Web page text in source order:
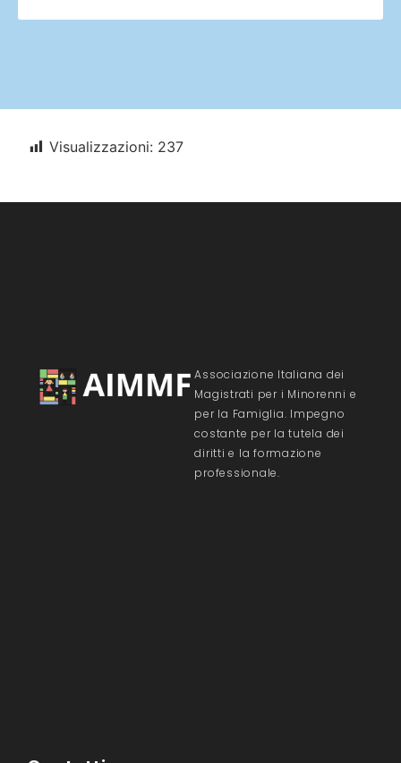
Visualizzazioni: 237
Associazione Italiana dei
Magistrati per i Minorenni e
per la Famiglia. Impegno
costante per la tutela dei
diritti e la formazione
professionale.